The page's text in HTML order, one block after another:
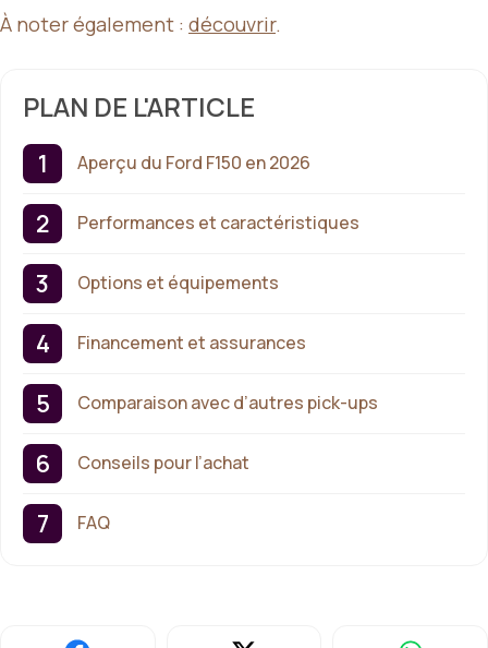
À noter également : découvrir.
PLAN DE L'ARTICLE
Aperçu du Ford F150 en 2026
Performances et caractéristiques
Options et équipements
Financement et assurances
Comparaison avec d’autres pick-ups
Conseils pour l’achat
FAQ